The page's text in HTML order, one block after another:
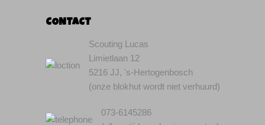
CONTACT
Scouting Lucas
Limietlaan 12
5216 JJ, 's-Hertogenbosch
(onze blokhut wordt niet verhuurd)
073-6145286